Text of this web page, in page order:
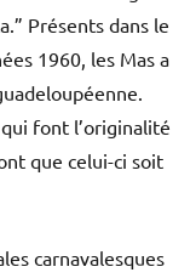
Présents dans le
1960, les Mas a
font l’originalité
que celui-ci soit
carnavalesques